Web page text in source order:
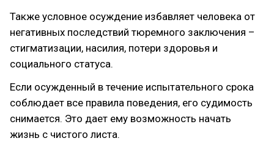
Также условное осуждение избавляет человека от
негативных последствий тюремного заключения –
стигматизации, насилия, потери здоровья и
социального статуса.
Если осужденный в течение испытательного срока
соблюдает все правила поведения, его судимость
снимается. Это дает ему возможность начать
жизнь с чистого листа.